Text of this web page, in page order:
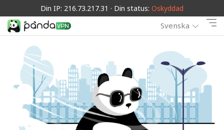
Din IP: 216.73.217.31 · Din status: Oskyddad
Svenska